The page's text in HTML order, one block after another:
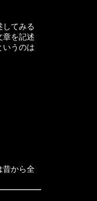
てみる
章を記述
いうのは
昔から全